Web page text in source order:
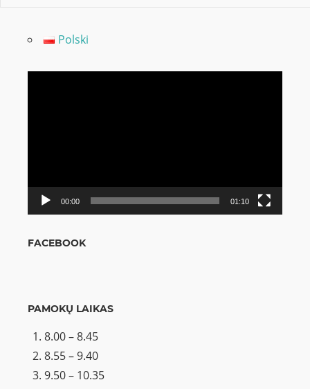
Polski
00:00 01:10
FACEBOOK
PAMOKŲ LAIKAS
8.00 – 8.45
8.55 – 9.40
9.50 – 10.35